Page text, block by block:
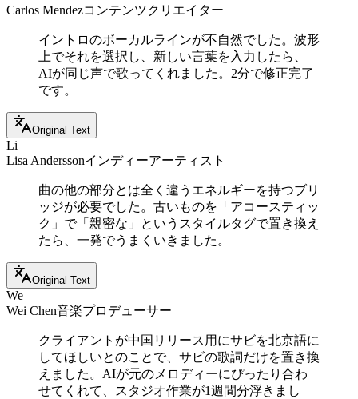
Carlos Mendezコンテンツクリエイター
イントロのボーカルラインが不自然でした。波形
上でそれを選択し、新しい言葉を入力したら、
AIが同じ声で歌ってくれました。2分で修正完了
です。
Original Text
Li
Lisa Anderssonインディーアーティスト
曲の他の部分とは全く違うエネルギーを持つブリ
ッジが必要でした。古いものを「アコースティッ
ク」で「親密な」というスタイルタグで置き換え
たら、一発でうまくいきました。
Original Text
We
Wei Chen音楽プロデューサー
クライアントが中国リリース用にサビを北京語に
してほしいとのことで、サビの歌詞だけを置き換
えました。AIが元のメロディーにぴったり合わ
せてくれて、スタジオ作業が1週間分浮きまし